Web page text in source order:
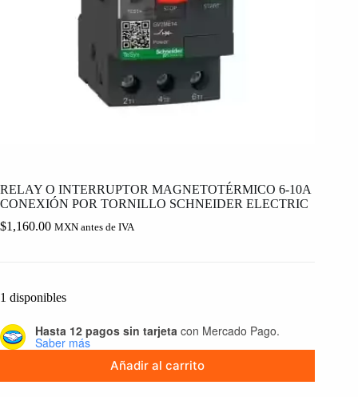
RELAY O INTERRUPTOR MAGNETOTÉRMICO 6-10A
CONEXIÓN POR TORNILLO SCHNEIDER ELECTRIC
$1,160.00 MXN antes de IVA
1 disponibles
Hasta 12 pagos sin tarjeta con Mercado Pago.
Saber más
Añadir al carrito